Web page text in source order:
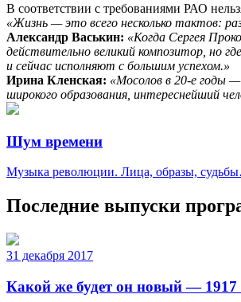
В соответствии с требованиями РАО
«Жизнь — это всего несколько тактов:
Александр Васькин: «Когда Сергея
действительно великий композитор, но
и сейчас исполняют с большим успехом.»
Ирина Кленская: «Мосолов в 20-е годы
широкого образования, интереснейший
Шум времени
Музыка революции. Лица, образы,
Последние выпуски
31 декабря 2017
Какой же будет он новый — 1917